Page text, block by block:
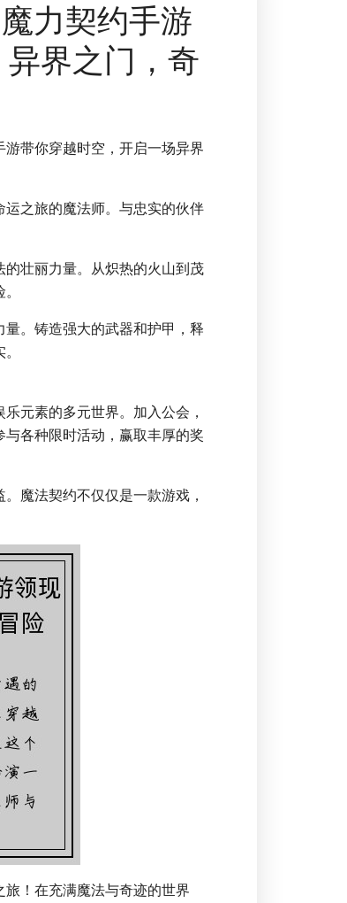
力契约手游
界之门，奇
带你穿越时空，开启一场异界
之旅的魔法师。与忠实的伙伴
壮丽力量。从炽热的火山到茂
。铸造强大的武器和护甲，释
元素的多元世界。加入公会，
各种限时活动，赢取丰厚的奖
魔法契约不仅仅是一款游戏，
！在充满魔法与奇迹的世界